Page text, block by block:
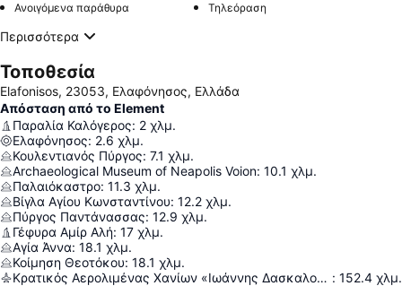
Ανοιγόμενα παράθυρα Τηλεόραση
Περισσότερα
Τοποθεσία
Elafonisos, 23053, Ελαφόνησος, Ελλάδα
Απόσταση από το Element
Παραλία Καλόγερος: 2 χλμ.
Ελαφόνησος: 2.6 χλμ.
Κουλεντιανός Πύργος: 7.1 χλμ.
Archaeological Museum of Neapolis Voion: 10.1 χλμ.
Παλαιόκαστρο: 11.3 χλμ.
Βίγλα Αγίου Κωνσταντίνου: 12.2 χλμ.
Πύργος Παντάνασσας: 12.9 χλμ.
Γέφυρα Αμίρ Αλή: 17 χλμ.
Αγία Άννα: 18.1 χλμ.
Κοίμηση Θεοτόκου: 18.1 χλμ.
Κρατικός Αερολιμένας Χανίων «Ιωάννης Δασκαλογιάννης» : 152.4 χλμ.